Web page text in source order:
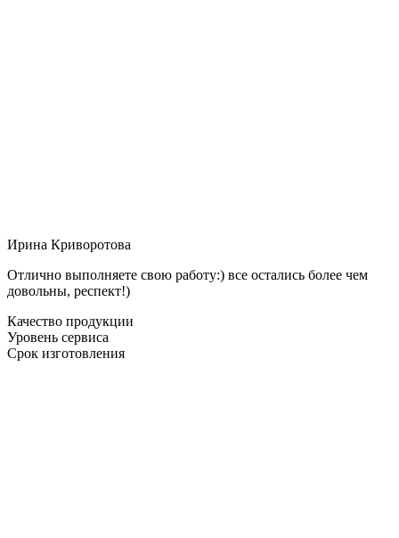
Ирина Криворотова
Отлично выполняете свою работу:) все остались более чем
довольны, респект!)
Качество продукции
Уровень сервиса
Срок изготовления